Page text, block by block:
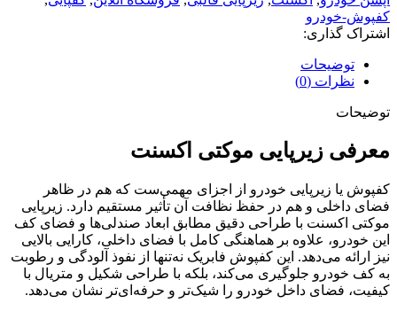
کفپوش-خودرو
اشتراک گذاری:
توضیحات
نظرات (0)
توضیحات
معرفی زیرپایی موکتی اکسنت
کفپوش یا زیرپایی خودرو از اجزای مهمی‌ست که هم در ظاهر
فضای داخلی و هم در حفظ نظافت آن تأثیر مستقیم دارد. زیرپایی
موکتی اکسنت با طراحی دقیق مطابق ابعاد صندلی‌ها و فضای کف
این خودرو، علاوه بر هماهنگی کامل با فضای داخلی، کارایی بالایی
نیز ارائه می‌دهد. این کفپوش فابریک نه‌تنها از نفوذ آلودگی و رطوبت
به کف خودرو جلوگیری می‌کند، بلکه با طراحی شکیل و متریال با
کیفیت، فضای داخل خودرو را شیک‌تر و حرفه‌ای‌تر نشان می‌دهد.